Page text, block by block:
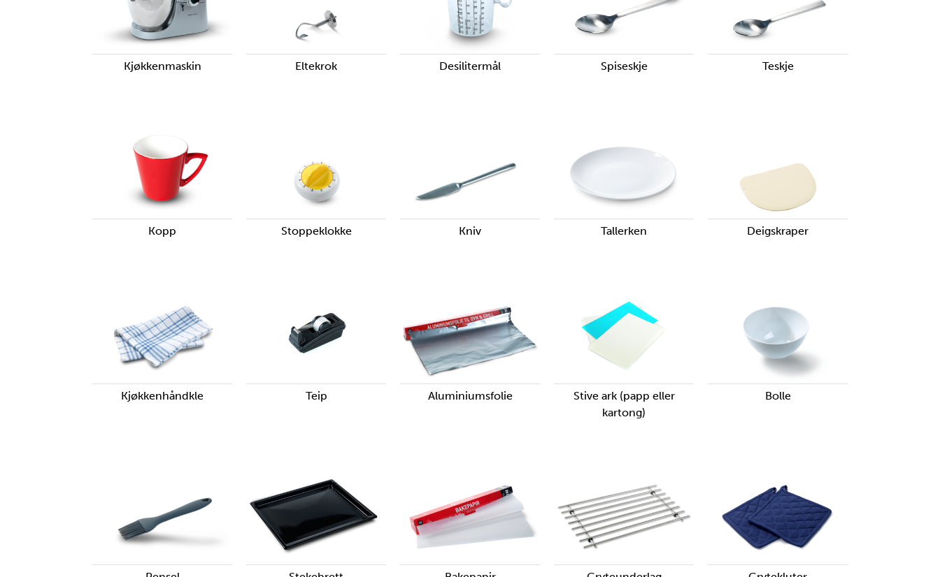
Kjøkkenmaskin Eltekrok Desilitermål Spiseskje Teskje
Kopp Stoppeklokke Kniv Tallerken Deigskraper
Kjøkkenhåndkle Teip Aluminiumsfolie
Stive ark (papp eller
kartong)
Bolle